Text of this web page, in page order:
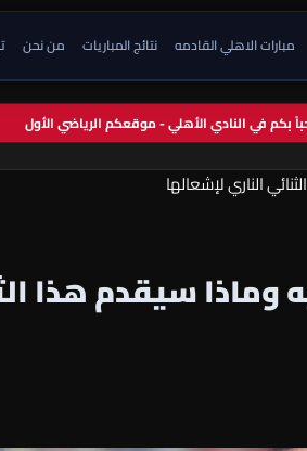
مبارات الاهلي القادمه نتائج المباريات من نحن
بكم في النادي الأهلي - موقعكم الرياضي الأول
الناري لإشعالها
وماذا سيقدم هذا